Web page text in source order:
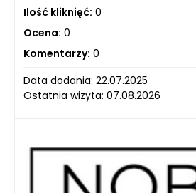
Ilość kliknięć: 0
Ocena: 0
Komentarzy: 0
Data dodania: 22.07.2025
Ostatnia wizyta: 07.08.2026